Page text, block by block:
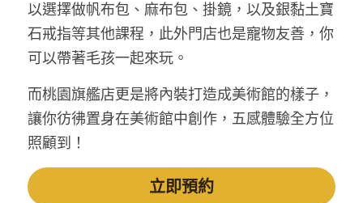
以選擇做帆布包、麻布包、掛鏡，以及銀黏土寶
石戒指等其他課程，此外門店也是寵物友善，你
可以帶著毛孩一起來玩。
而桃園旗艦店更是將內裝打造成美術館的樣子，
讓你彷彿置身在美術館中創作，五感體驗全方位
照顧到！
立即預約